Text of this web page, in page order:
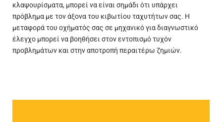
κλαψουρίσματα, μπορεί να είναι σημάδι ότι υπάρχει
πρόβλημα με τον άξονα του κιβωτίου ταχυτήτων σας. Η
μεταφορά του οχήματός σας σε μηχανικό για διαγνωστικό
έλεγχο μπορεί να βοηθήσει στον εντοπισμό τυχόν
προβλημάτων και στην αποτροπή περαιτέρω ζημιών.